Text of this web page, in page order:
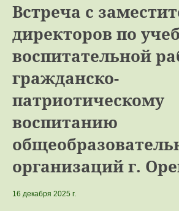
Встреча с
директоров по
воспитательной
гражданско-
патриотическому
воспитанию
организаций г.
16 декабря 2025 г.